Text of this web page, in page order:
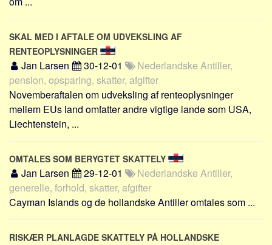
Dokumenttyper
Emner
Skribenter
Personer
Steder
Kilder
Om
Webstedet
Forhistorien
Redigering
Tekstannoncer
Bannere
SKAL MED I AFTALE OM UDVEKSLING AF
RENTEOPLYSNINGER
Jan Larsen 30-12-01
Nederlandske Antiller,
pension, opsparing, skatter, afgifter
Novemberaftalen om udveksling af renteoplysninger
mellem EUs land omfatter andre vigtige lande som USA,
Liechtenstein, ...
OMTALES SOM BERYGTET SKATTELY
Jan Larsen 29-12-01
Nederlandske Antiller,
generelle, forhold, skatter, afgifter
Cayman Islands og de hollandske Antiller omtales som ...
RISKÆR PLANLAGDE SKATTELY PÅ HOLLANDSKE